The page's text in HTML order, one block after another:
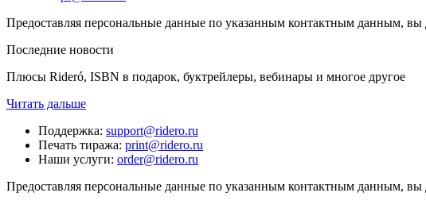
Предоставляя персональные данные по указанным контактным данным, вы
Последние новости
Плюсы Rideró, ISBN в подарок, буктрейлеры, вебинары и многое другое
Читать дальше
Поддержка: support@ridero.ru
Печать тиража: print@ridero.ru
Наши услуги: order@ridero.ru
Предоставляя персональные данные по указанным контактным данным, вы